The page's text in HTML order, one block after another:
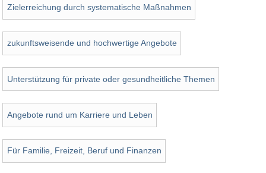
Zielerreichung durch systematische Maßnahmen
zukunftsweisende und hochwertige Angebote
Unterstützung für private oder gesundheitliche Themen
Angebote rund um Karriere und Leben
Für Familie, Freizeit, Beruf und Finanzen